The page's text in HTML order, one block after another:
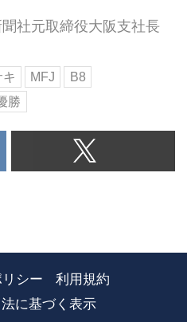
社元取締役大阪支社長
キ MFJ
B8
勝
シー
利用規約
に基づく表示